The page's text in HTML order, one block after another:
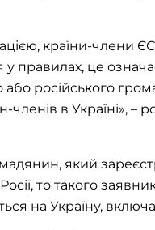
країни-члени
правилах, це
російського
в Україні», –
який
то такого
на Україну,